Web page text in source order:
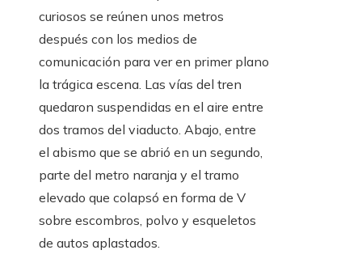
curiosos se reúnen unos metros
después con los medios de
comunicación para ver en primer plano
la trágica escena. Las vías del tren
quedaron suspendidas en el aire entre
dos tramos del viaducto. Abajo, entre
el abismo que se abrió en un segundo,
parte del metro naranja y el tramo
elevado que colapsó en forma de V
sobre escombros, polvo y esqueletos
de autos aplastados.